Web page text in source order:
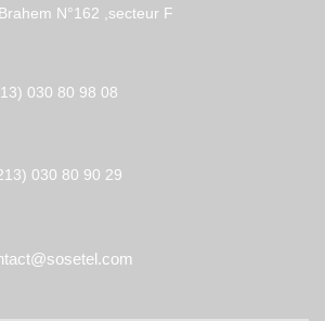
N°162 ,secteur F
030 80 98 08
030 80 90 29